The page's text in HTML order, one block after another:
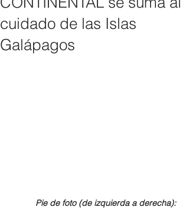
cuidado de las Islas
Galápagos
Pie de foto (de izquierda a derecha):